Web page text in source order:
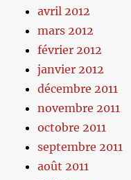
avril 2012
mars 2012
février 2012
janvier 2012
décembre 2011
novembre 2011
octobre 2011
septembre 2011
août 2011